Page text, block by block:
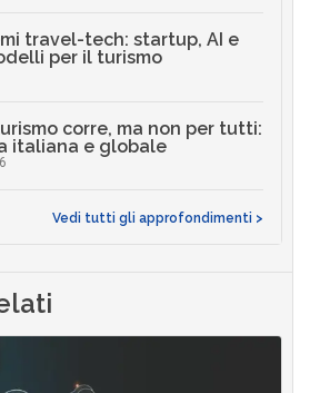
travel-tech: startup, AI e
per il turismo
corre, ma non per tutti:
italiana e globale
Vedi tutti gli approfondimenti >